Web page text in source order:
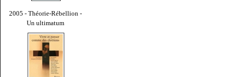
2005 - Théorie-Rébellion -
Un ultimatum